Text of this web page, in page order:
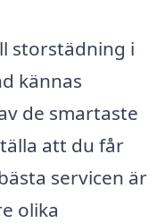
storstädning i
kännas
de smartaste
att du får
servicen är
olika